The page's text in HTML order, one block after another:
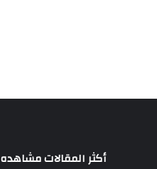
أكثر المقالات مشاهده